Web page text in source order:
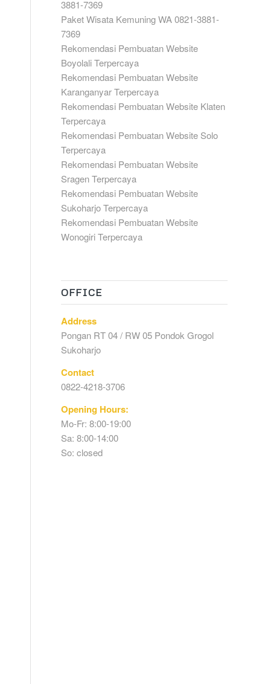
3881-7369
Paket Wisata Kemuning WA 0821-3881-
7369
Rekomendasi Pembuatan Website
Boyolali Terpercaya
Rekomendasi Pembuatan Website
Karanganyar Terpercaya
Rekomendasi Pembuatan Website Klaten
Terpercaya
Rekomendasi Pembuatan Website Solo
Terpercaya
Rekomendasi Pembuatan Website
Sragen Terpercaya
Rekomendasi Pembuatan Website
Sukoharjo Terpercaya
Rekomendasi Pembuatan Website
Wonogiri Terpercaya
OFFICE
Address
Pongan RT 04 / RW 05 Pondok Grogol
Sukoharjo
Contact
0822-4218-3706
Opening Hours:
Mo-Fr: 8:00-19:00
Sa: 8:00-14:00
So: closed